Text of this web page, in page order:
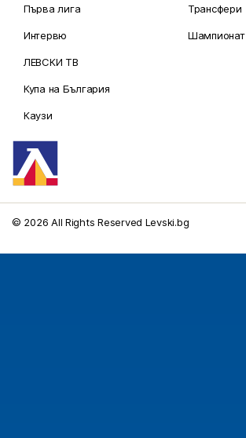
Първа лига
Интервю
ЛЕВСКИ ТВ
Купа на България
Каузи
Трансфери
Шампионат
© 2026 All Rights Reserved Levski.bg